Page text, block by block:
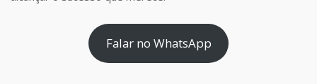
Falar no WhatsApp